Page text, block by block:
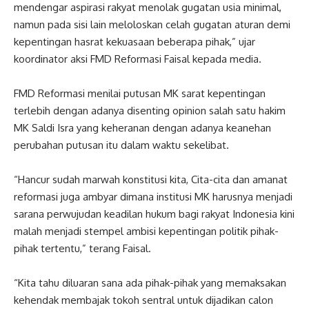
mendengar aspirasi rakyat menolak gugatan usia minimal,
namun pada sisi lain meloloskan celah gugatan aturan demi
kepentingan hasrat kekuasaan beberapa pihak,” ujar
koordinator aksi FMD Reformasi Faisal kepada media.
FMD Reformasi menilai putusan MK sarat kepentingan
terlebih dengan adanya disenting opinion salah satu hakim
MK Saldi Isra yang keheranan dengan adanya keanehan
perubahan putusan itu dalam waktu sekelibat.
“Hancur sudah marwah konstitusi kita, Cita-cita dan amanat
reformasi juga ambyar dimana institusi MK harusnya menjadi
sarana perwujudan keadilan hukum bagi rakyat Indonesia kini
malah menjadi stempel ambisi kepentingan politik pihak-
pihak tertentu,” terang Faisal.
“Kita tahu diluaran sana ada pihak-pihak yang memaksakan
kehendak membajak tokoh sentral untuk dijadikan calon